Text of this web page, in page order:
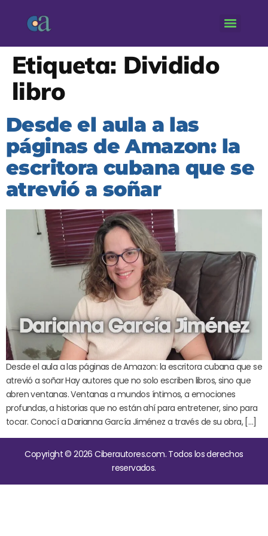
Etiqueta: Dividido
libro
Desde el aula a las
páginas de Amazon: la
escritora cubana que se
atrevió a soñar
Desde el aula a las páginas de Amazon: la escritora cubana que se
atrevió a soñar Hay autores que no solo escriben libros, sino que
abren ventanas. Ventanas a mundos íntimos, a emociones
profundas, a historias que no están ahí para entretener, sino para
tocar. Conocí a Darianna García Jiménez a través de su obra, […]
Copyright © 2026 Ciberautores.com. Todos los derechos
reservados.